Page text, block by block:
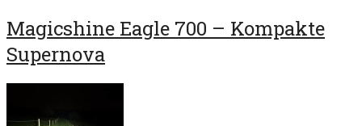
Magicshine Eagle 700 – Kompakte
Supernova